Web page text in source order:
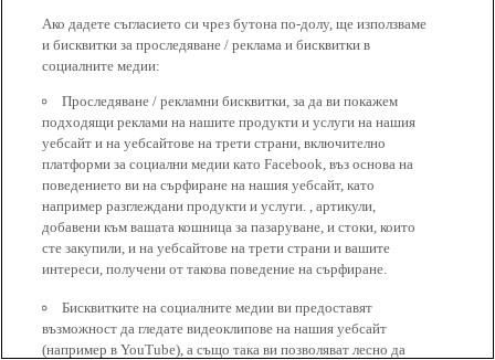
Ако дадете съгласието си чрез бутона по-долу, ще използваме
и бисквитки за проследяване / реклама и бисквитки в
социалните медии:
Проследяване / рекламни бисквитки, за да ви покажем
подходящи реклами на нашите продукти и услуги на нашия
уебсайт и на уебсайтове на трети страни, включително
платформи за социални медии като Facebook, въз основа на
поведението ви на сърфиране на нашия уебсайт, като
например разглеждани продукти и услуги. , артикули,
добавени към вашата кошница за пазаруване, и стоки, които
сте закупили, и на уебсайтове на трети страни и вашите
интереси, получени от такова поведение на сърфиране.
Бисквитките на социалните медии ви предоставят
възможност да гледате видеоклипове на нашия уебсайт
(например в YouTube), а също така ви позволяват лесно да